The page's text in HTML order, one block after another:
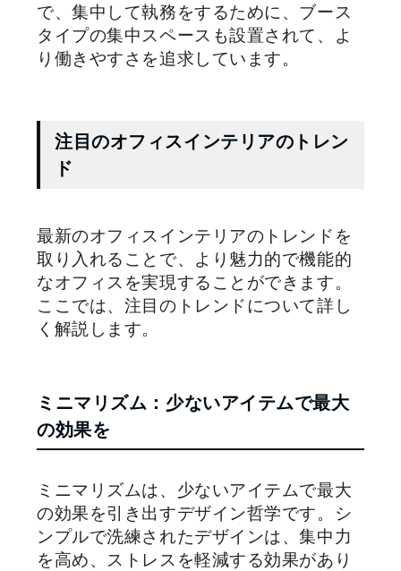
で、集中して執務をするために、ブース
タイプの集中スペースも設置されて、よ
り働きやすさを追求しています。
注目のオフィスインテリアのトレン
ド
最新のオフィスインテリアのトレンドを
取り入れることで、より魅力的で機能的
なオフィスを実現することができます。
ここでは、注目のトレンドについて詳し
く解説します。
ミニマリズム：少ないアイテムで最大
の効果を
ミニマリズムは、少ないアイテムで最大
の効果を引き出すデザイン哲学です。シ
ンプルで洗練されたデザインは、集中力
を高め、ストレスを軽減する効果があり